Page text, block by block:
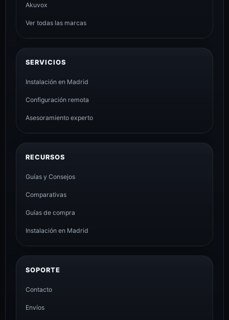
Akuvox
Ver todas las marcas
SERVICIOS
Instalación en Madrid
Configuración remota
Asesoramiento experto
RECURSOS
Guías y Consejos
Comparativas
Guías de compra
Instalación en Madrid
SOPORTE
Contacto
Envíos